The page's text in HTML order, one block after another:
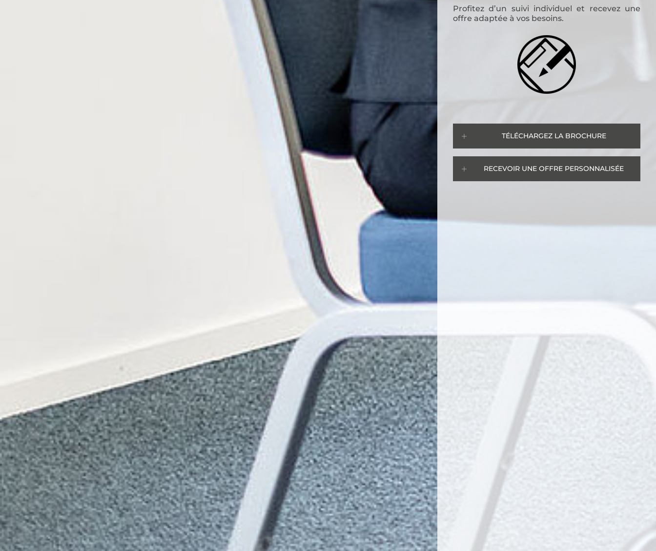
Profitez d’un suivi individuel et recevez une
offre adaptée à vos besoins.
TÉLÉCHARGEZ LA BROCHURE
RECEVOIR UNE OFFRE PERSONNALISÉE